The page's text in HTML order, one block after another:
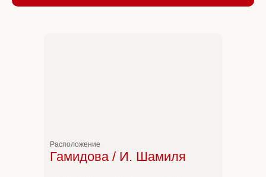
Расположение
Гамидова / И. Шамиля